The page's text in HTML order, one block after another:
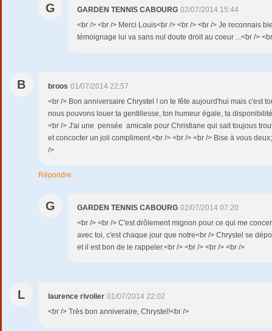
G GARDEN TENNIS CABOURG 02/07/2014 15:44
<br /> <br /> Merci Louis<br /> <br /> <br /> Je reconnais
témoignage lui va sans nul doute droit au coeur ...<br />
B broos 01/07/2014 22:57
<br /> Bon anniversaire Chrystel ! on te fête aujourd'hui mais c'est
nous pouvons louer ta gentillesse, ton humeur égale, ta
<br /> J'ai une pensée amicale pour Christiane qui sait toujous
et concocter un joli compliment.<br /> <br /> <br /> Bise à vous
/>
Répondre
G GARDEN TENNIS CABOURG 02/07/2014 07:20
<br /> <br /> C'est drôlement mignon pour ce qui me
avec toi, c'est chaque jour que notre<br /> Chrystel se
et il est bon de le rappeler.<br /> <br /> <br /> <br />
L laurence rivolier 01/07/2014 22:02
<br /> Très bon anniveraire, Chrystel!<br />